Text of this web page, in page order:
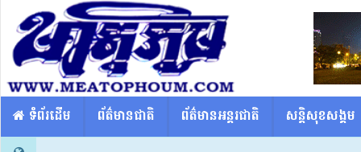
​​ ទំព័រដើម ព័ត៌មានជាតិ ព័ត៌មានអន្តរជាតិ សន្តិសុខសង្គម